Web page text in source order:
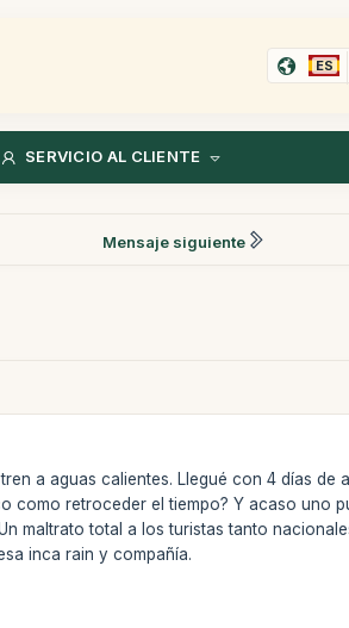
ES
SERVICIO AL CLIENTE
Mensaje siguiente
a aguas calientes. Llegué con 4 días de
como retroceder el tiempo? Y acaso uno
maltrato total a los turistas tanto
inca rain y compañía.